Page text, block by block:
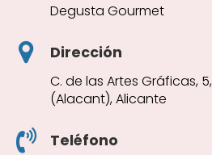
Degusta Gourmet
Dirección
C. de las Artes Gráficas,
(Alacant), Alicante
Teléfono